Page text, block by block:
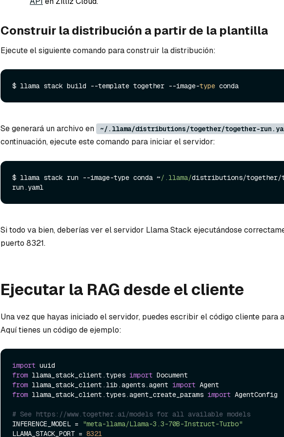
Construir la distribución a partir de la plantilla
Ejecute el siguiente comando para construir la distribución:
$ llama stack build --template together --image-type
Se generará un archivo en ~/.llama/distributions/together/together-
continuación, ejecute este comando para iniciar el servidor:
$ llama stack run --image-type conda ~/.llama/distributions/together/
run. yaml
Si todo va bien, deberías ver el servidor Llama Stack ejecutándose
puerto 8321.
Ejecutar la RAG desde el cliente
Una vez que hayas iniciado el servidor, puedes escribir el código cliente para
Aquí tienes un código de ejemplo:
import
from llama_stack_client.types import
from llama_stack_client.lib.agents.agent import
from llama_stack_client.types.agent_create_params import AgentConfig
# See https://www.together.ai/models for all available models
INFERENCE_MODEL =
"meta-llama/Llama-3.3-70B-Instruct-Turbo"
LLAMA_STACK_PORT = 8321